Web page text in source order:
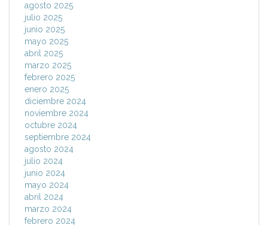
agosto 2025
julio 2025
junio 2025
mayo 2025
abril 2025
marzo 2025
febrero 2025
enero 2025
diciembre 2024
noviembre 2024
octubre 2024
septiembre 2024
agosto 2024
julio 2024
junio 2024
mayo 2024
abril 2024
marzo 2024
febrero 2024